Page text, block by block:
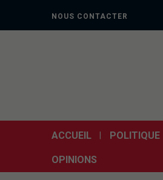
NOUS CONTACTER
ACCUEIL POLITIQUE
OPINIONS